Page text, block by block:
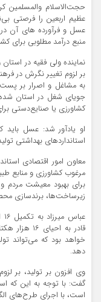
حجت‌الاسلام والمسلمین
عظیم اربعین را فرصتی
عسل و فرآورده های آن در
منبع درآمد مطلوبی برای
نماینده ولی فقیه در استان
بر لزوم تغییر نگرش در
به مشاغل و اصرار بر
جویای شغل در استان شده
کشاورزی یا صنایع‌دستی
او یادآور شد: عسل باید
استانداردهای بهداشتی
معاون امور اقتصادی
مرغوب کشاورزی و منابع
برای بهبود معیشت مردم و
زیرساخت‌ها، برندسازی
قادر به
دهد.
وی افزون بر تولید، بر
گفت: با توجه به این که
است، با اجرای طرح‌های